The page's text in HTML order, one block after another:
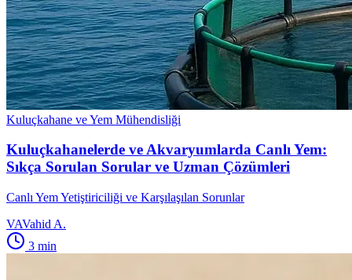
Kuluçkahane ve Yem Mühendisliği
Kuluçkahanelerde ve Akvaryumlarda Canlı Yem:
Sıkça Sorulan Sorular ve Uzman Çözümleri
Canlı Yem Yetiştiriciliği ve Karşılaşılan Sorunlar
VAVahid A.
3 min